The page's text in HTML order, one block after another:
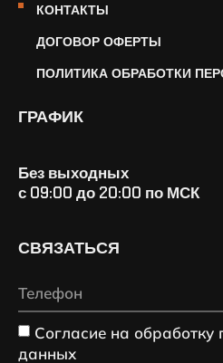
КОНТАКТЫ
ДОГОВОР ОФЕРТЫ
ПОЛИТИКА ОБРАБОТКИ
ГРАФИК
Без выходных
с 09:00 до 20:00 по МСК
СВЯЗАТЬСЯ
Согласие на обработку
данных